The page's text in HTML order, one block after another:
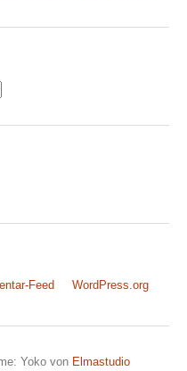
Feed WordPress.org
Yoko von Elmastudio